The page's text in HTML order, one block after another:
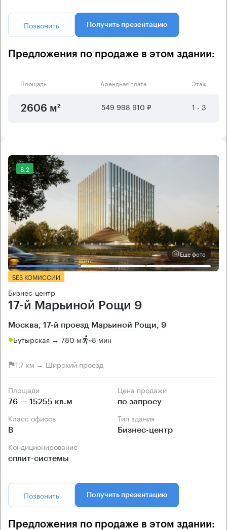
Позвонить Получить презентацию
Предложения по продаже в этом здании:
Площадь Арендная плата Этаж
2606 м² 549 998 910 ₽ 1 - 3
8.2
Еще фото
БЕЗ КОМИССИИ
Бизнес-центр
17-й Марьиной Рощи 9
Москва, 17-й проезд Марьиной Рощи, 9
Бутырская → 780 м ~8 мин
1.7 км → Широкий проезд
Площади
76 — 15255 кв.м
Цена продажи
по запросу
Класс офисов
B
Тип здания
Бизнес-центр
Кондиционирование
сплит-системы
Позвонить Получить презентацию
Предложения по продаже в этом здании: